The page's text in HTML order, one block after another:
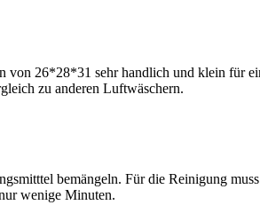
von 26*28*31 sehr handlich und klein für
zu anderen Luftwäschern.
bemängeln. Für die Reinigung
wenige Minuten.